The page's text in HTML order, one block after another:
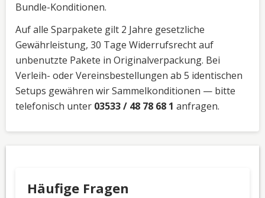
Bundle-Konditionen.
Auf alle Sparpakete gilt 2 Jahre gesetzliche
Gewährleistung, 30 Tage Widerrufsrecht auf
unbenutzte Pakete in Originalverpackung. Bei
Verleih- oder Vereinsbestellungen ab 5 identischen
Setups gewähren wir Sammelkonditionen — bitte
telefonisch unter 03533 / 48 78 68 1 anfragen.
Häufige Fragen